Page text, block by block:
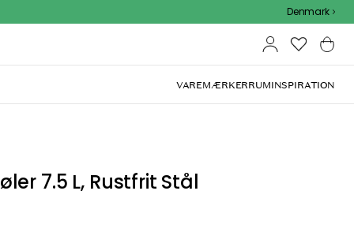
Denmark
VAREMÆRKERRUMINSPIRATION
7.5 L, Rustfrit Stål